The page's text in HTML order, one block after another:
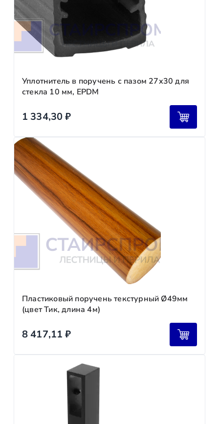
Уплотнитель в поручень с пазом 27х30 для
стекла 10 мм, EPDM
1 334,30₽
Пластиковый поручень текстурный Ø49мм
(цвет Тик, длина 4м)
8 417,11₽